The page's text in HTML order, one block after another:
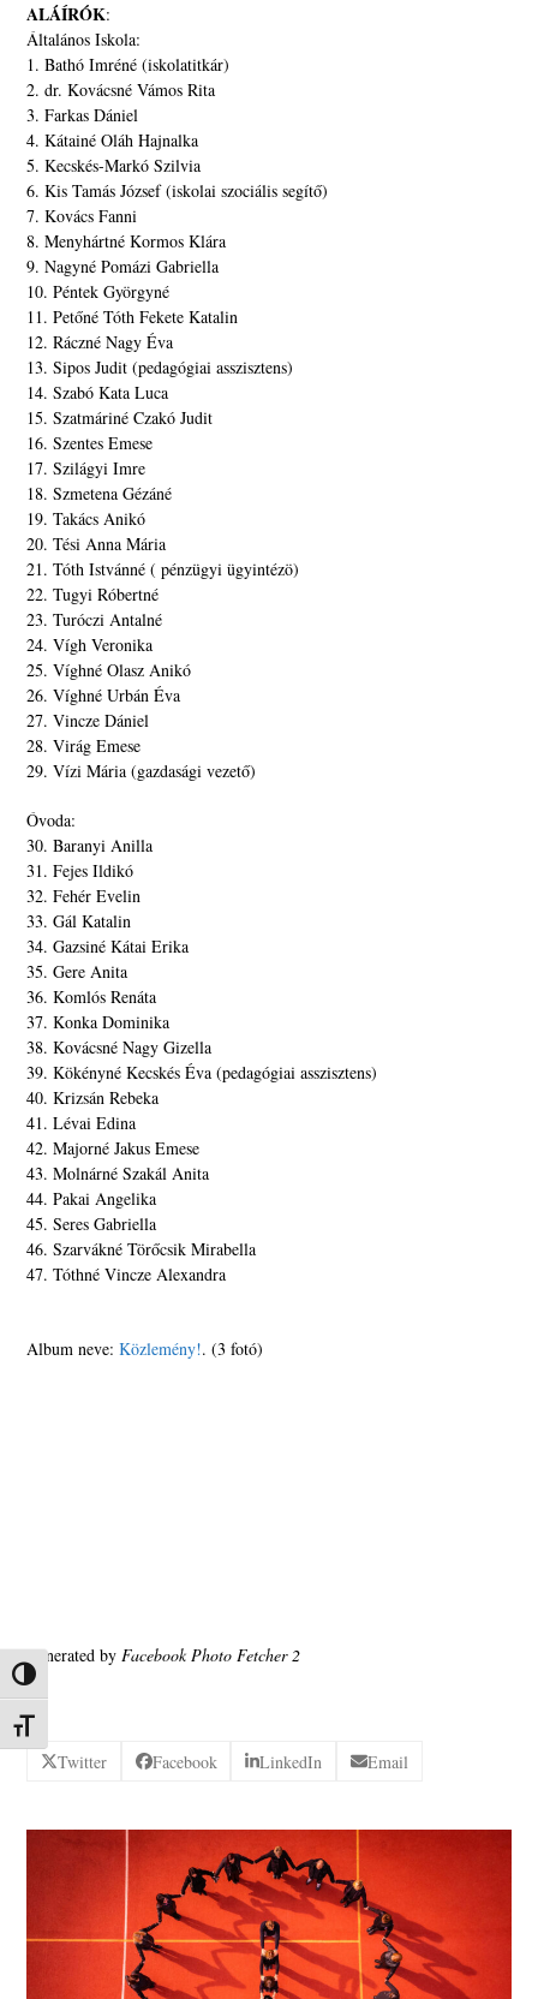
Nagy kontraszt váltása
Betűméret váltása
ALÁÍRÓK:
Általános Iskola:
1. Bathó Imréné (iskolatitkár)
2. dr. Kovácsné Vámos Rita
3. Farkas Dániel
4. Kátainé Oláh Hajnalka
5. Kecskés-Markó Szilvia
6. Kis Tamás József (iskolai szociális segítő)
7. Kovács Fanni
8. Menyhártné Kormos Klára
9. Nagyné Pomázi Gabriella
10. Péntek Györgyné
11. Petőné Tóth Fekete Katalin
12. Ráczné Nagy Éva
13. Sipos Judit (pedagógiai asszisztens)
14. Szabó Kata Luca
15. Szatmáriné Czakó Judit
16. Szentes Emese
17. Szilágyi Imre
18. Szmetena Gézáné
19. Takács Anikó
20. Tési Anna Mária
21. Tóth Istvánné ( pénzügyi ügyintézö)
22. Tugyi Róbertné
23. Turóczi Antalné
24. Vígh Veronika
25. Víghné Olasz Anikó
26. Víghné Urbán Éva
27. Vincze Dániel
28. Virág Emese
29. Vízi Mária (gazdasági vezető)
Óvoda:
30. Baranyi Anilla
31. Fejes Ildikó
32. Fehér Evelin
33. Gál Katalin
34. Gazsiné Kátai Erika
35. Gere Anita
36. Komlós Renáta
37. Konka Dominika
38. Kovácsné Nagy Gizella
39. Kökényné Kecskés Éva (pedagógiai asszisztens)
40. Krizsán Rebeka
41. Lévai Edina
42. Majorné Jakus Emese
43. Molnárné Szakál Anita
44. Pakai Angelika
45. Seres Gabriella
46. Szarvákné Törőcsik Mirabella
47. Tóthné Vincze Alexandra
Album neve:Közlemény!. (3 fotó)
Generated byFacebook Photo Fetcher 2
Twitter Facebook LinkedIn Email